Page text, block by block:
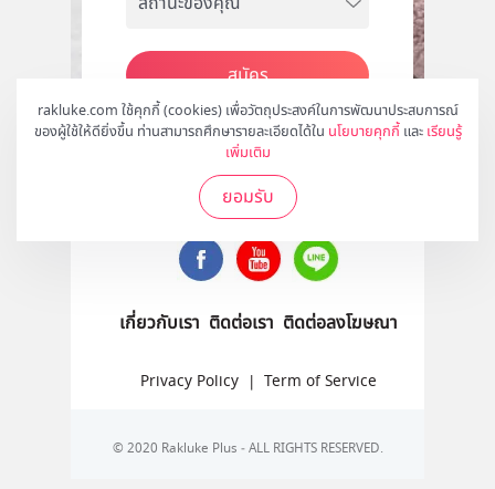
rakluke.com ใช้คุกกี้ (cookies) เพื่อวัตถุประสงค์ในการพัฒนาประสบการณ์
ของผู้ใช้ให้ดียิ่งขึ้น ท่านสามารถศึกษารายละเอียดได้ใน นโยบายคุกกี้ และ เรียนรู้
เพิ่มเติม
ยอมรับ
สมัคร
ติดตามเราได้ที่
เกี่ยวกับเรา ติดต่อเรา ติดต่อลงโฆษณา
Privacy Policy | Term of Service
© 2020 Rakluke Plus - ALL RIGHTS RESERVED.